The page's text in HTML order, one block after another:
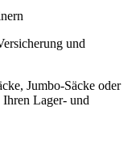
und
Jumbo-Säcke oder
Ihren Lager- und